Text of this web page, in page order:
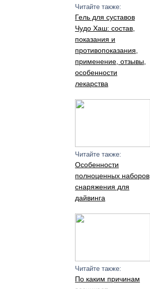
Читайте также:
Гель для суставов
Чудо Хаш: состав,
показания и
противопоказания,
применение, отзывы,
особенности
лекарства
Читайте также:
Особенности
полноценных наборов
снаряжения для
дайвинга
Читайте также:
По каким причинам